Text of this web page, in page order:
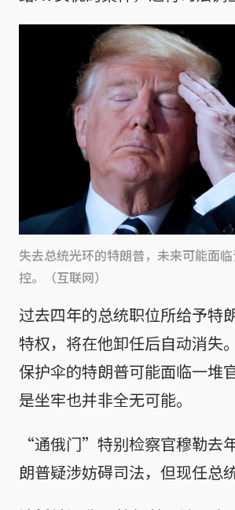
失去总统光环的特朗普，未来可能面
控。（互联网）
过去四年的总统职位所给予特
特权，将在他卸任后自动消失
保护伞的特朗普可能面临一堆
是坐牢也并非全无可能。
“通俄门”特别检察官穆勒去
朗普疑涉妨碍司法，但现任总